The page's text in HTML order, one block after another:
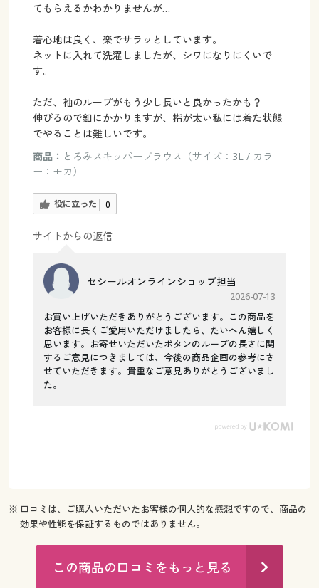
てもらえるかわかりませんが…
着心地は良く、楽でサラッとしています。
ネットに入れて洗濯しましたが、シワになりにくいで
す。
ただ、袖のループがもう少し長いと良かったかも？
伸びるので釦にかかりますが、指が太い私には着た状態
でやることは難しいです。
商品： とろみスキッパーブラウス（サイズ：3L / カラ
ー：モカ）
役に立った 0
サイトからの返信
セシールオンラインショップ担当
2026-07-13
お買い上げいただきありがとうございます。この商品を
お客様に長くご愛用いただけましたら、たいへん嬉しく
思います。お寄せいただいたボタンのループの長さに関
するご意見につきましては、今後の商品企画の参考にさ
せていただきます。貴重なご意見ありがとうございまし
た。
※ 口コミは、ご購入いただいたお客様の個人的な感想ですので、商品の
効果や性能を保証するものではありません。
この商品の口コミをもっと見る